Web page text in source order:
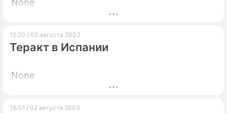
None
15:20 / 02 августа 2003
Теракт в Испании
None
15:57 / 02 августа 2003